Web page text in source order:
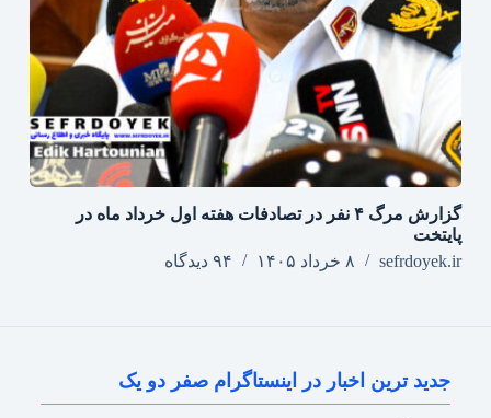
گزارش مرگ ۴ نفر در تصادفات هفته اول خرداد ماه در
پایتخت
sefrdoyek.ir
۸ خرداد ۱۴۰۵ ۹۴ دیدگاه
جدید ترین اخبار در اینستاگرام صفر دو یک